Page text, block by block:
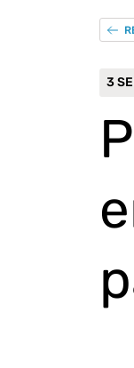
3